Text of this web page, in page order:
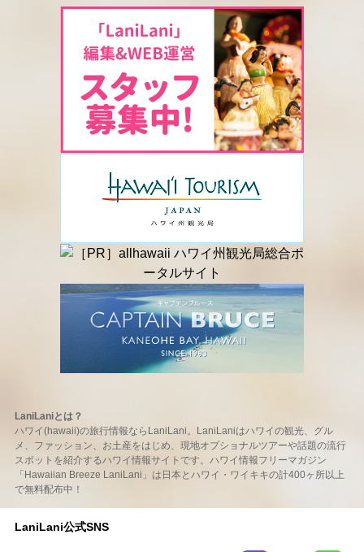
LaniLaniとは？
ハワイ(hawaii)の旅行情報ならLaniLani。LaniLaniはハワイの観光、グル
メ、ファッション、お土産をはじめ、現地オプショナルツアーや話題の流行
スポットを紹介するハワイ情報サイトです。ハワイ情報フリーマガジン
「Hawaiian Breeze LaniLani」は日本とハワイ・ワイキキの計400ヶ所以上
で無料配布中！
LaniLani公式SNS